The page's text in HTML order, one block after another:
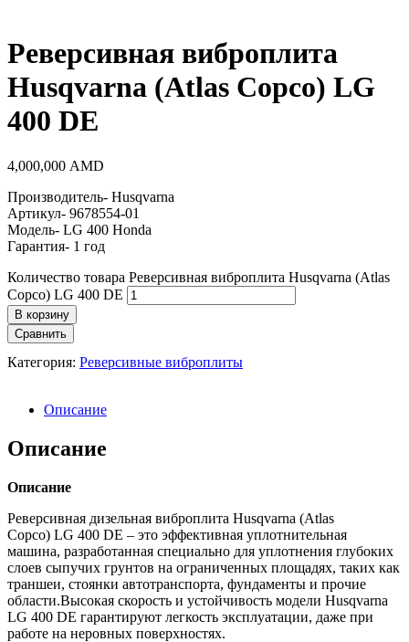
Реверсивная виброплита
Husqvarna (Atlas Copco) LG
400 DE
4,000,000 AMD
Производитель- Husqvarna
Артикул- 9678554-01
Модель- LG 400 Honda
Гарантия- 1 год
Количество товара Реверсивная виброплита Husqvarna (Atlas
Copco) LG 400 DE
В корзину
Сравнить
Категория: Реверсивные виброплиты
Описание
Описание
Описание
Реверсивная дизельная виброплита Husqvarna (Atlas
Copco) LG 400 DE – это эффективная уплотнительная
машина, разработанная специально для уплотнения глубоких
слоев сыпучих грунтов на ограниченных площадях, таких как
траншеи, стоянки автотранспорта, фундаменты и прочие
области.Высокая скорость и устойчивость модели Husqvarna
LG 400 DE гарантируют легкость эксплуатации, даже при
работе на неровных поверхностях.